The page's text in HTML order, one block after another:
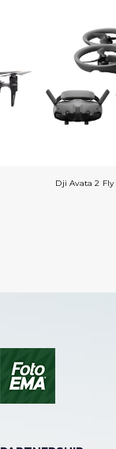
Dji Avata 2